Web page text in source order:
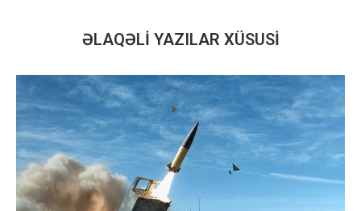
ƏLAQƏLI YAZILAR XÜSUSI